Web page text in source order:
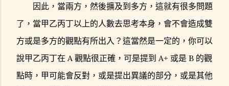
因此，當兩方，然後擴及到多方，這就有很多問題
了，當甲乙丙丁以上的人數去思考本身，會不會造成雙
方或是多方的觀點有所出入？這當然是一定的，你可以
說甲乙丙丁在 A 觀點很正確，可是提到 A+ 或是 B 的觀
點時，甲可能會反對，或是提出異議的部分，或是其他